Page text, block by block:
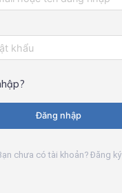
Đăng nhập
chưa có tài khoản? Đăng ký